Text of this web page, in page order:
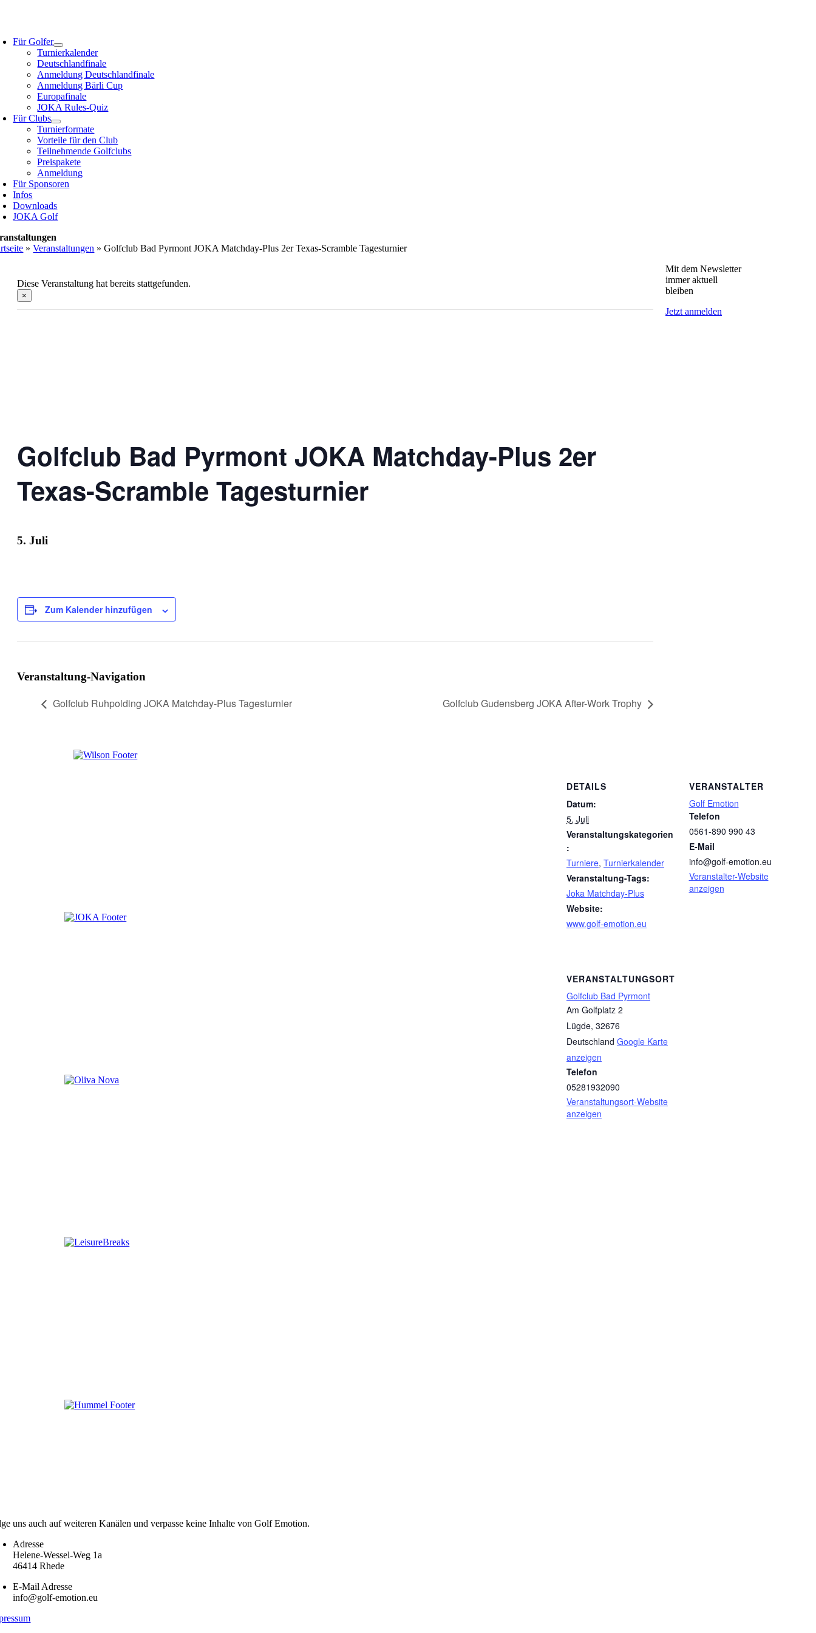
Für Golfer
Turnierkalender
Deutschlandfinale
Anmeldung Deutschlandfinale
Anmeldung Bärli Cup
Europafinale
JOKA Rules-Quiz
Für Clubs
Turnierformate
Vorteile für den Club
Teilnehmende Golfclubs
Preispakete
Anmeldung
Für Sponsoren
Infos
Downloads
JOKA Golf
»Veranstaltungen »Golfclub Bad Pyrmont JOKA Matchday-Plus 2er Texas-Scramble Tagesturnier
Diese Veranstaltung hat bereits stattgefunden.
×
Golfclub Bad Pyrmont JOKA Matchday-Plus 2er
Texas-Scramble Tagesturnier
5. Juli
Zum Kalender hinzufügen
Veranstaltung-Navigation
Golfclub Ruhpolding JOKA Matchday-Plus Tagesturnier Golfclub Gudensberg JOKA After-Work Trophy
DETAILS
Datum:
5. Juli
Veranstaltungskategorien
:
Turniere, Turnierkalender
Veranstaltung-Tags:
Joka Matchday-Plus
Website:
www.golf-emotion.eu
VERANSTALTER
Golf Emotion
Telefon
0561-890 990 43
E-Mail
info@golf-emotion.eu
Veranstalter-Website
anzeigen
VERANSTALTUNGSORT
Golfclub Bad Pyrmont
Am Golfplatz 2
Lügde, 32676
Deutschland Google Karte
anzeigen
Telefon
05281932090
Veranstaltungsort-Website
anzeigen
Mit dem Newsletter
immer aktuell
bleiben
Jetzt anmelden
uns auch auf weiteren Kanälen und verpasse keine Inhalte von Golf Emotion.
Adresse
Helene-Wessel-Weg 1a
46414 Rhede
E-Mail Adresse
info@golf-emotion.eu